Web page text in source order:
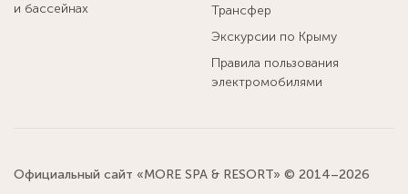
и бассейнах
Трансфер
Экскурсии по Крыму
Правила пользования
электромобилями
Официальный сайт «MORE SPA & RESORT» © 2014–2026